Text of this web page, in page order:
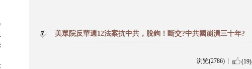
美眾院反華週12法案抗中共，脫鉤！斷交?中共國崩潰三十年?
浏览(2786) (19)